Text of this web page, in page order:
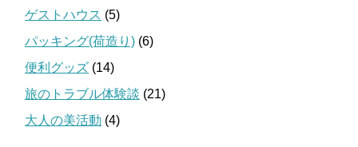
ゲストハウス (5)
パッキング(荷造り) (6)
便利グッズ (14)
旅のトラブル体験談 (21)
大人の美活動 (4)